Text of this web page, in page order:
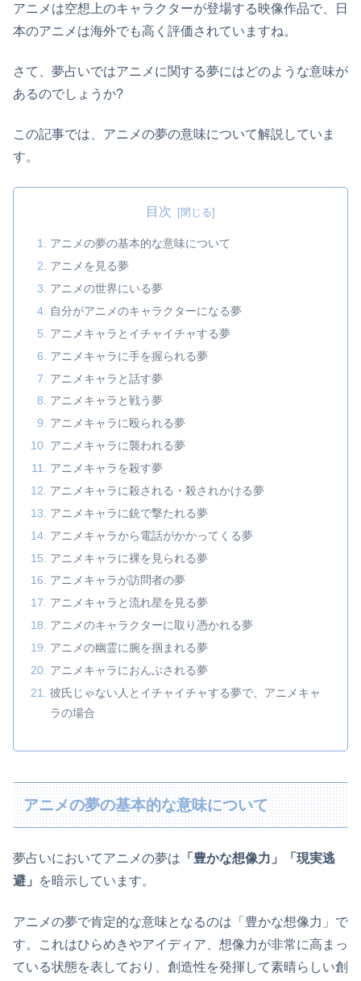
アニメは空想上のキャラクターが登場する映像作品で、日
本のアニメは海外でも高く評価されていますね。
さて、夢占いではアニメに関する夢にはどのような意味が
あるのでしょうか?
この記事では、アニメの夢の意味について解説していま
す。
目次
アニメの夢の基本的な意味について
アニメを見る夢
アニメの世界にいる夢
自分がアニメのキャラクターになる夢
アニメキャラとイチャイチャする夢
アニメキャラに手を握られる夢
アニメキャラと話す夢
アニメキャラと戦う夢
アニメキャラに殴られる夢
アニメキャラに襲われる夢
アニメキャラを殺す夢
アニメキャラに殺される・殺されかける夢
アニメキャラに銃で撃たれる夢
アニメキャラから電話がかかってくる夢
アニメキャラに裸を見られる夢
アニメキャラが訪問者の夢
アニメキャラと流れ星を見る夢
アニメのキャラクターに取り憑かれる夢
アニメの幽霊に腕を掴まれる夢
アニメキャラにおんぶされる夢
彼氏じゃない人とイチャイチャする夢で、アニメキャ
ラの場合
アニメの夢の基本的な意味について
夢占いにおいてアニメの夢は 「豊かな想像力」「現実逃
避」
を暗示しています。
アニメの夢で肯定的な意味となるのは「豊かな想像力」で
す。これはひらめきやアイディア、想像力が非常に高まっ
ている状態を表しており、創造性を発揮して素晴らしい創